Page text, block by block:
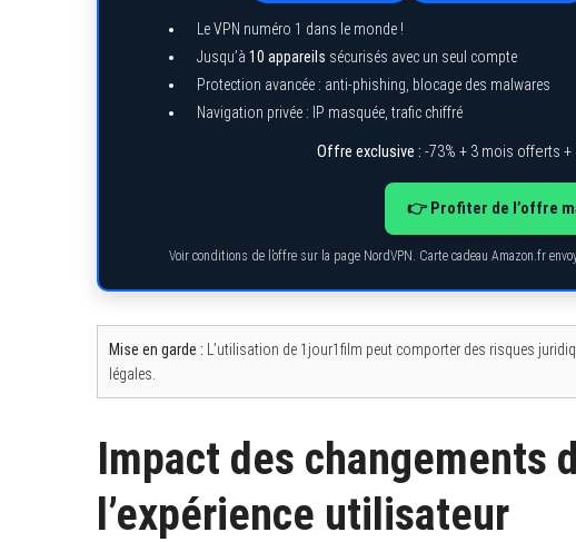
Le VPN numéro 1 dans le monde !
Jusqu’à 10 appareils sécurisés avec un seul compte
Protection avancée : anti-phishing, blocage des malwares
Navigation privée : IP masquée, trafic chiffré
Offre exclusive : -73% + 3 mois offerts
👉 Profiter de l’offre
Voir conditions de l’offre sur la page NordVPN. Carte cadeau Amazon.fr
Mise en garde : L’utilisation de 1jour1film peut comporter des risques
légales.
Impact des changements
l’expérience utilisateur
c
: